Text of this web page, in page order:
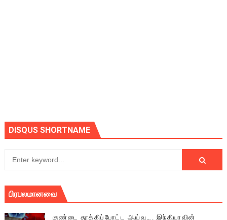
DISQUS SHORTNAME
பிரபலமானவை
குண்டை தூக்கிப்போட்ட ஆய்வு…. இந்தியாவின்